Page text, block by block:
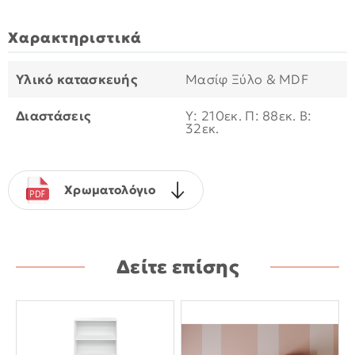
Χαρακτηριστικά
Υλικό κατασκευής Μασίφ Ξύλο & MDF
Διαστάσεις Υ: 210εκ. Π: 88εκ. B:
32εκ.
Χρωματολόγιο
Δείτε επίσης